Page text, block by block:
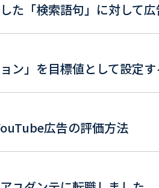
た「検索語句」に対して
ン」を目標値として設定
広告の評価方法